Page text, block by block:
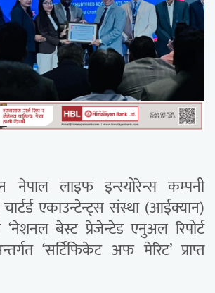
नेपाल लाइफ इन्स्योरेन्स कम्पनी
एकाउन्टेन्ट्स संस्था (आईक्यान)
‘नेशनल बेस्ट प्रेजेन्टेड एनुअल रिपोर्ट
‘सर्टिफिकेट अफ मेरिट’ प्राप्त